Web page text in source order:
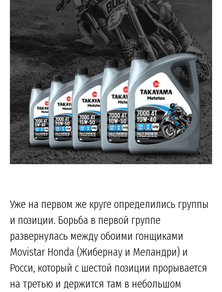
Уже на первом же круге определились группы
и позиции. Борьба в первой группе
развернулась между обоими гонщиками
Movistar Honda (Жибернау и Меландри) и
Росси, который с шестой позиции прорывается
на третью и держится там в небольшом